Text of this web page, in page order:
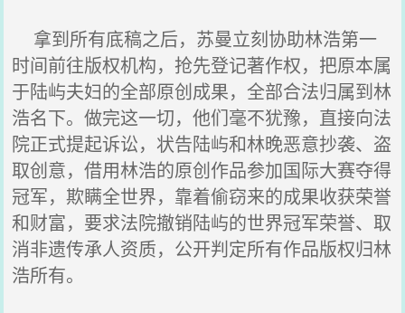
拿到所有底稿之后，苏曼立刻协助林浩第一
时间前往版权机构，抢先登记著作权，把原本属
于陆屿夫妇的全部原创成果，全部合法归属到林
浩名下。做完这一切，他们毫不犹豫，直接向法
院正式提起诉讼，状告陆屿和林晚恶意抄袭、盗
取创意，借用林浩的原创作品参加国际大赛夺得
冠军，欺瞒全世界，靠着偷窃来的成果收获荣誉
和财富，要求法院撤销陆屿的世界冠军荣誉、取
消非遗传承人资质，公开判定所有作品版权归林
浩所有。